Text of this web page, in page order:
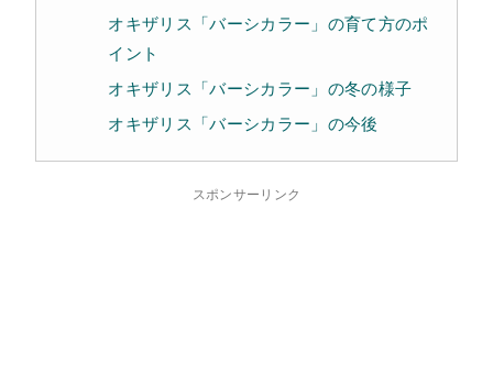
オキザリス「バーシカラー」の育て方のポ
イント
オキザリス「バーシカラー」の冬の様子
オキザリス「バーシカラー」の今後
スポンサーリンク